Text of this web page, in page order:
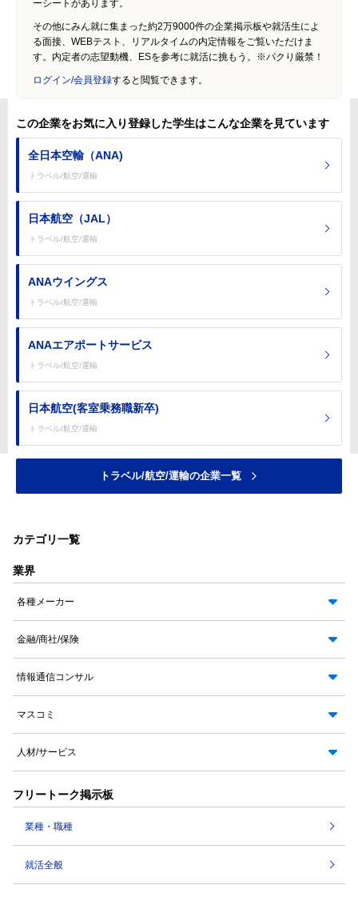
ーシートがあります。
その他にみん就に集まった約2万9000件の企業掲示板や就活生によ
る面接、WEBテスト、リアルタイムの内定情報をご覧いただけま
す。内定者の志望動機、ESを参考に就活に挑もう。※パクり厳禁！
ログイン/会員登録すると閲覧できます。
この企業をお気に入り登録した学生はこんな企業を見ています
全日本空輸（ANA)
トラベル/航空/運輸
日本航空（JAL）
トラベル/航空/運輸
ANAウイングス
トラベル/航空/運輸
ANAエアポートサービス
トラベル/航空/運輸
日本航空(客室乗務職新卒)
トラベル/航空/運輸
トラベル/航空/運輸の企業一覧
カテゴリ一覧
業界
各種メーカー
金融/商社/保険
情報通信コンサル
マスコミ
人材/サービス
フリートーク掲示板
業種・職種
就活全般